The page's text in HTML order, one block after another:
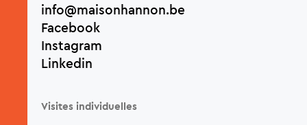
info@maisonhannon.be
Facebook
Instagram
Linkedin
Visites individuelles